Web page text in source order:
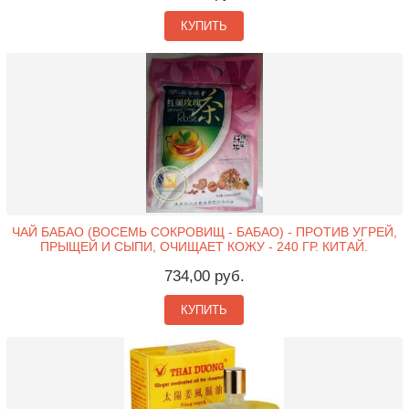
КУПИТЬ
ЧАЙ БАБАО (ВОСЕМЬ СОКРОВИЩ - БАБАО) - ПРОТИВ УГРЕЙ,
ПРЫЩЕЙ И СЫПИ, ОЧИЩАЕТ КОЖУ - 240 ГР. КИТАЙ.
734,00 руб.
КУПИТЬ